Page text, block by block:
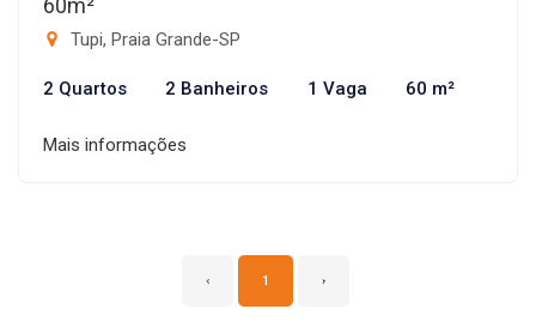
60m²
Tupi, Praia Grande-SP
2 Quartos 2 Banheiros 1 Vaga 60 m²
Mais informações
‹ 1 ›